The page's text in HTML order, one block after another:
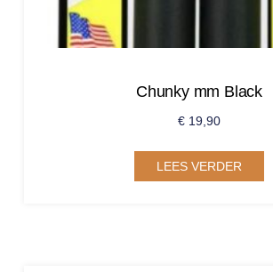
Chunky mm Black
€ 19,90
LEES VERDER